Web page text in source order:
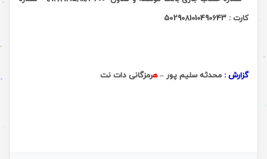
کارت : 5029081010490643
گزارش : محدثه سلیم پور –هرمزگانی دات نت